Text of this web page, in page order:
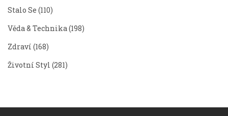
Stalo Se (110)
Věda & Technika (198)
Zdraví (168)
Životní Styl (281)